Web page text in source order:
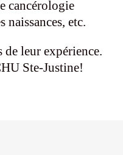
cancérologie
naissances, etc.
de leur expérience.
Ste-Justine!